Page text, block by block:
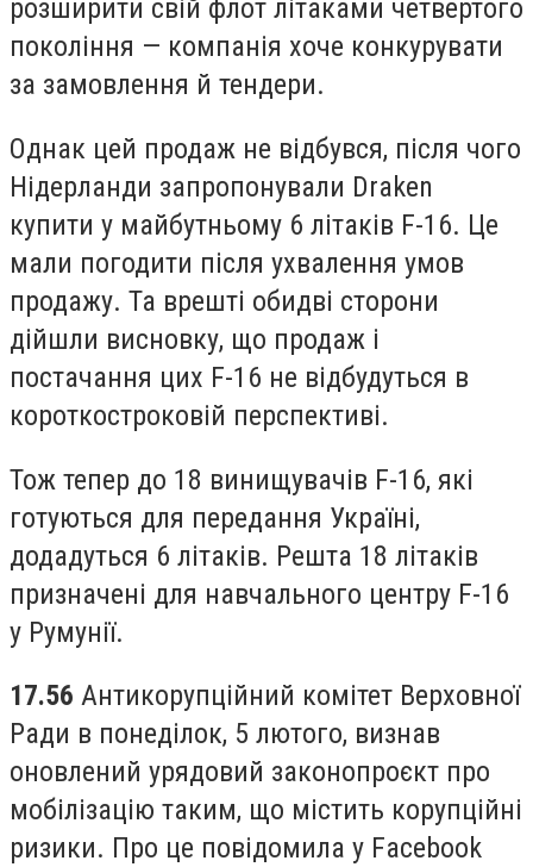
розширити свій флот літаками четвертого
покоління — компанія хоче конкурувати
за замовлення й тендери.
Однак цей продаж не відбувся, після чого
Нідерланди запропонували Draken
купити у майбутньому 6 літаків F-16. Це
мали погодити після ухвалення умов
продажу. Та врешті обидві сторони
дійшли висновку, що продаж і
постачання цих F-16 не відбудуться в
короткостроковій перспективі.
Тож тепер до 18 винищувачів F-16, які
готуються для передання Україні,
додадуться 6 літаків. Решта 18 літаків
призначені для навчального центру F-16
у Румунії.
17.56 Антикорупційний комітет Верховної
Ради в понеділок, 5 лютого, визнав
оновлений урядовий законопроєкт про
мобілізацію таким, що містить корупційні
ризики. Про це повідомила у Facebook